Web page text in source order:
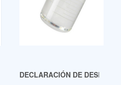
polaco de alta pureza Dotp
DECLARACIÓN DE